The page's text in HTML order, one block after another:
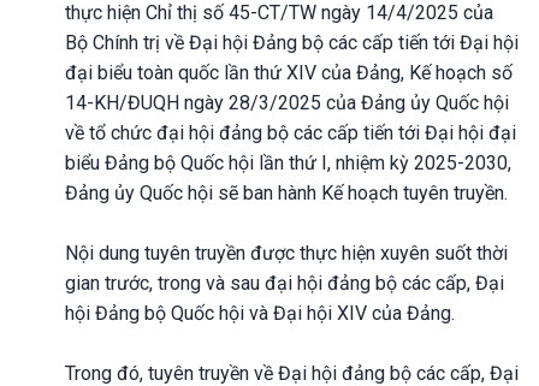
thực hiện Chỉ thị số 45-CT/TW ngày 14/4/2025 của
Bộ Chính trị về Đại hội Đảng bộ các cấp tiến tới Đại hội
đại biểu toàn quốc lần thứ XIV của Đảng, Kế hoạch số
14-KH/ĐUQH ngày 28/3/2025 của Đảng ủy Quốc hội
về tổ chức đại hội đảng bộ các cấp tiến tới Đại hội đại
biểu Đảng bộ Quốc hội lần thứ I, nhiệm kỳ 2025-2030,
Đảng ủy Quốc hội sẽ ban hành Kế hoạch tuyên truyền.
Nội dung tuyên truyền được thực hiện xuyên suốt thời
gian trước, trong và sau đại hội đảng bộ các cấp, Đại
hội Đảng bộ Quốc hội và Đại hội XIV của Đảng.
Trong đó, tuyên truyền về Đại hội đảng bộ các cấp, Đại